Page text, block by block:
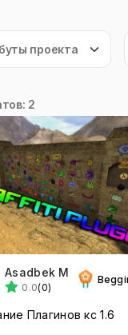
2
Asadbek M
0.0(0)
Плагинов кс 1.6